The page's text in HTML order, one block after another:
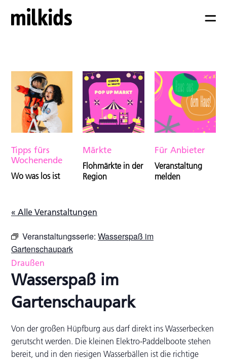
Tipps fürs
Wochenende
Wo was los ist
Märkte
Flohmärkte in der
Region
Für Anbieter
Veranstaltung
melden
« Alle Veranstaltungen
Veranstaltungsserie: Wasserspaß im
Gartenschaupark
Draußen
Wasserspaß im
Gartenschaupark
Von der großen Hüpfburg aus darf direkt ins Wasserbecken
gerutscht werden. Die kleinen Elektro-Paddelboote stehen
bereit, und in den riesigen Wasserbällen ist die richtige